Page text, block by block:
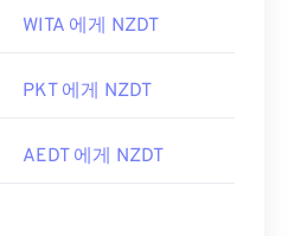
WITA 에게 NZDT
PKT 에게 NZDT
AEDT 에게 NZDT